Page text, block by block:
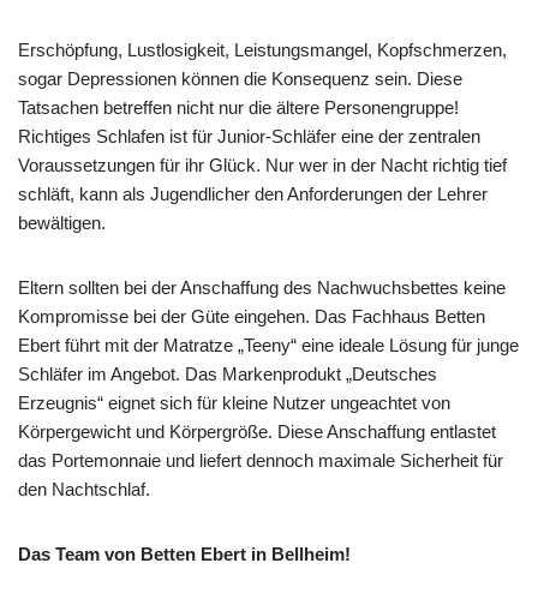
Erschöpfung, Lustlosigkeit, Leistungsmangel, Kopfschmerzen,
sogar Depressionen können die Konsequenz sein. Diese
Tatsachen betreffen nicht nur die ältere Personengruppe!
Richtiges Schlafen ist für Junior-Schläfer eine der zentralen
Voraussetzungen für ihr Glück. Nur wer in der Nacht richtig tief
schläft, kann als Jugendlicher den Anforderungen der Lehrer
bewältigen.
Eltern sollten bei der Anschaffung des Nachwuchsbettes keine
Kompromisse bei der Güte eingehen. Das Fachhaus Betten
Ebert führt mit der Matratze „Teeny“ eine ideale Lösung für junge
Schläfer im Angebot. Das Markenprodukt „Deutsches
Erzeugnis“ eignet sich für kleine Nutzer ungeachtet von
Körpergewicht und Körpergröße. Diese Anschaffung entlastet
das Portemonnaie und liefert dennoch maximale Sicherheit für
den Nachtschlaf.
Das Team von Betten Ebert in Bellheim!